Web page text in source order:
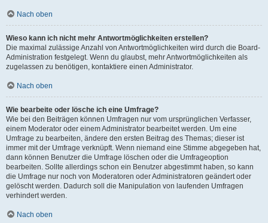
Nach oben
Wieso kann ich nicht mehr Antwortmöglichkeiten erstellen?
Die maximal zulässige Anzahl von Antwortmöglichkeiten wird durch die Board-
Administration festgelegt. Wenn du glaubst, mehr Antwortmöglichkeiten als
zugelassen zu benötigen, kontaktiere einen Administrator.
Nach oben
Wie bearbeite oder lösche ich eine Umfrage?
Wie bei den Beiträgen können Umfragen nur vom ursprünglichen Verfasser,
einem Moderator oder einem Administrator bearbeitet werden. Um eine
Umfrage zu bearbeiten, ändere den ersten Beitrag des Themas; dieser ist
immer mit der Umfrage verknüpft. Wenn niemand eine Stimme abgegeben hat,
dann können Benutzer die Umfrage löschen oder die Umfrageoption
bearbeiten. Sollte allerdings schon ein Benutzer abgestimmt haben, so kann
die Umfrage nur noch von Moderatoren oder Administratoren geändert oder
gelöscht werden. Dadurch soll die Manipulation von laufenden Umfragen
verhindert werden.
Nach oben